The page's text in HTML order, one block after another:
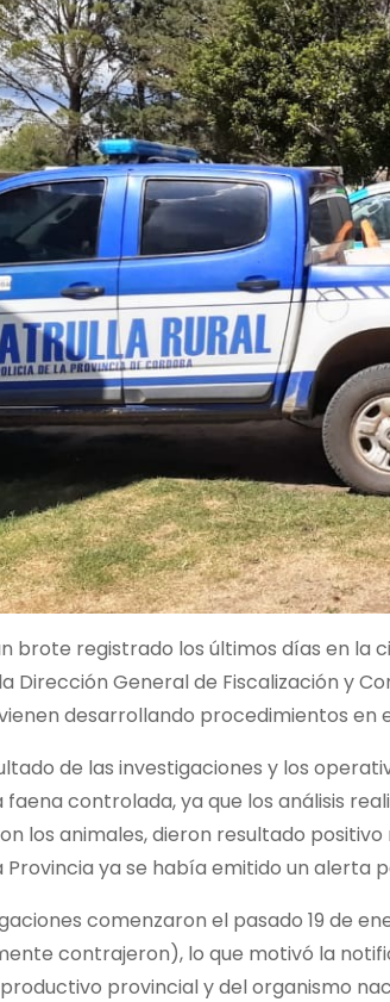
brote registrado los últimos días en la
Dirección General de Fiscalización y
desarrollando procedimientos
de las investigaciones y los
faena controlada, ya que los análisis
los animales, dieron resultado
Provincia ya se había emitido un alerta
comenzaron el pasado 19 de
contrajeron), lo que motivó la
provincial y del organismo